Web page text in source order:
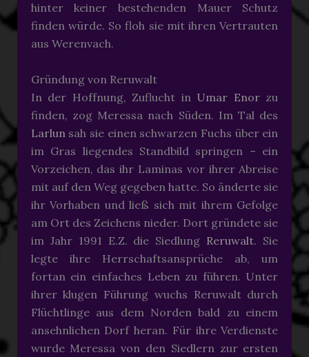
hinter keiner bestehenden Mauer Schutz
finden würde. So floh sie mit ihren Vertrauten
aus Werenvach.
Gründung von Reruwalt
In der Hoffnung, Zuflucht in Umar Enorzu
finden, zog Meressa nach Süden. Im Tal des
Larlun sah sie einen schwarzen Fuchs über ein
im Gras liegendes Standbild springen – ein
Vorzeichen, das ihr Laminas vor ihrer Abreise
mit auf den Weg gegeben hatte. So änderte sie
ihr Vorhaben und ließ sich mit ihrem Gefolge
am Ort des Zeichens nieder. Dort gründete sie
im Jahr 1991 E.Z. die Siedlung Reruwalt. Sie
legte ihre Herrschaftsansprüche ab, um
fortan ein einfaches Leben zu führen. Unter
ihrer klugen Führung wuchs Reruwalt durch
Flüchtlinge aus dem Norden bald zu einem
ansehnlichen Dorf heran. Für ihre Verdienste
wurde Meressa von den Siedlern zur ersten